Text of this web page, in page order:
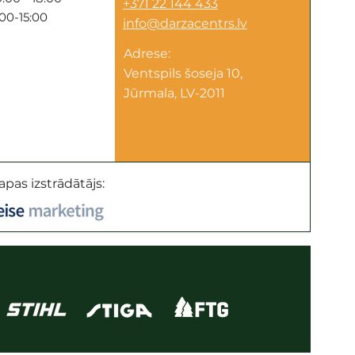
15:00
+371 22 144 433
info@darzacentrs.lv
Adrese:
Ventspils šoseja 10,
Jūrmala, LV-2011
izstrādātājs: